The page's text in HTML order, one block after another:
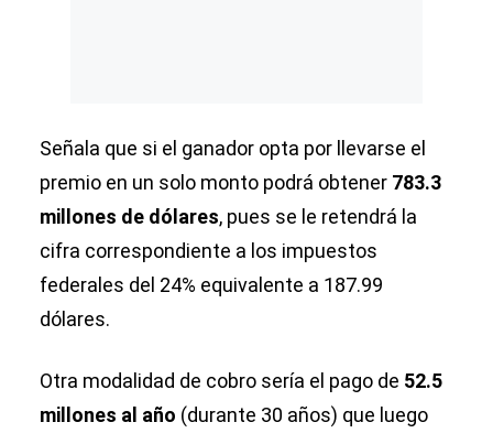
Señala que si el ganador opta por llevarse el
premio en un solo monto podrá obtener 783.3
millones de dólares, pues se le retendrá la
cifra correspondiente a los impuestos
federales del 24% equivalente a 187.99
dólares.
Otra modalidad de cobro sería el pago de 52.5
millones al año (durante 30 años) que luego